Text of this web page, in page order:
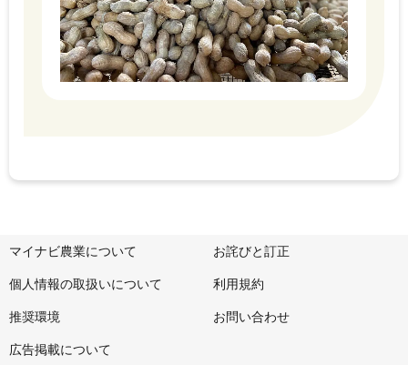
マイナビ農業について お詫びと訂正
個人情報の取扱いについて 利用規約
推奨環境 お問い合わせ
広告掲載について